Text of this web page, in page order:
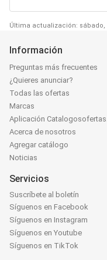
Última actualización: sábado,
Información
Preguntas más frecuentes
¿Quieres anunciar?
Todas las ofertas
Marcas
Aplicación
Acerca de nosotros
Agregar catálogo
Noticias
Servicios
Suscríbete al boletín
Síguenos en Facebook
Síguenos en Instagram
Síguenos en Youtube
Síguenos en TikTok